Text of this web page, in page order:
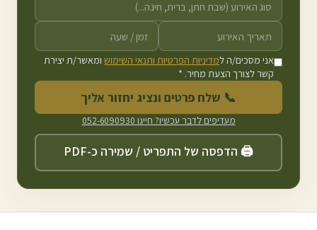
אני מסכים/ה למדיניות הפרטיות ותנאי השימושומאשר/ת יצירת
קשר לצורך הצעת מחיר. *
📞 שלח פרטים ונציג יחזור אליך
מעדיפים לדבר עכשיו? חייגו 052-6090930
🖨️ הדפסה של התפריט / שמירה כ-PDF